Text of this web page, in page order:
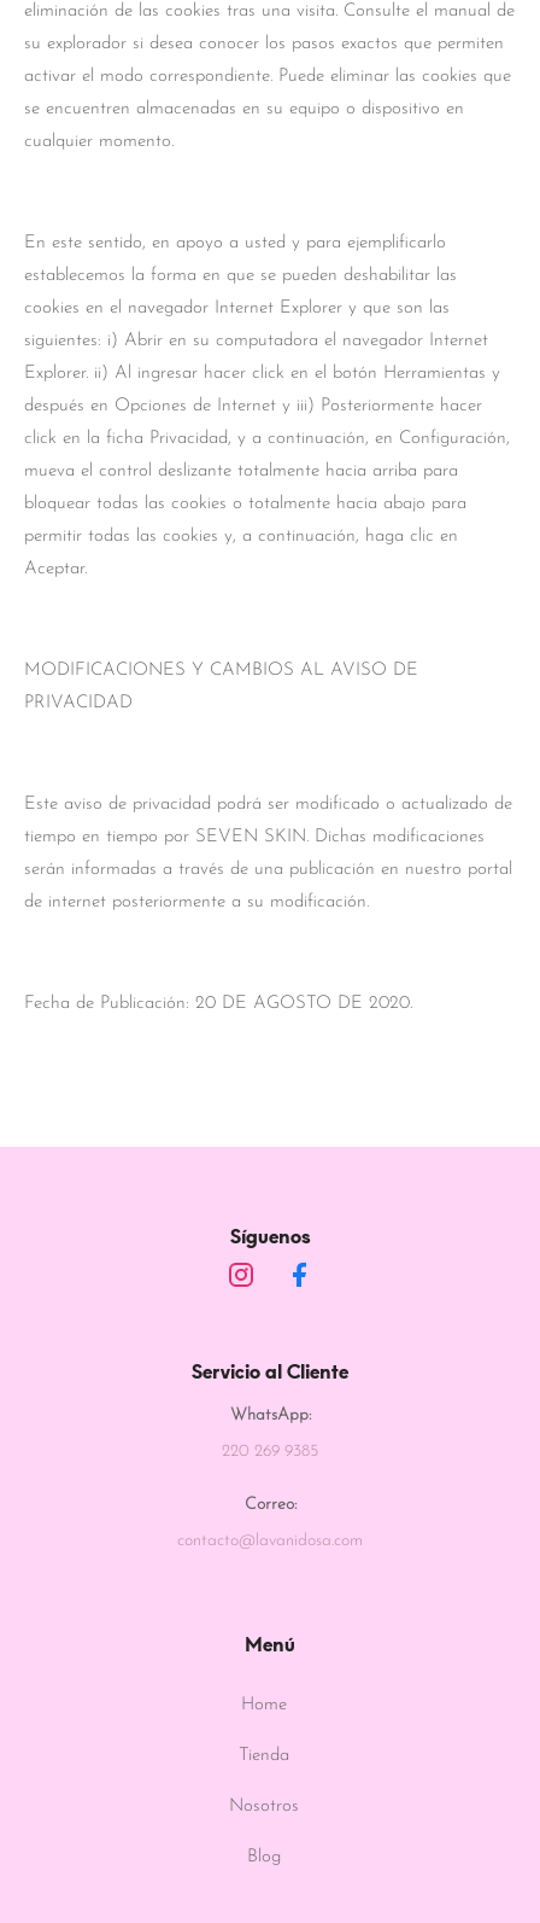
eliminación de las cookies tras una visita. Consulte el manual de
su explorador si desea conocer los pasos exactos que permiten
activar el modo correspondiente. Puede eliminar las cookies que
se encuentren almacenadas en su equipo o dispositivo en
cualquier momento.
En este sentido, en apoyo a usted y para ejemplificarlo
establecemos la forma en que se pueden deshabilitar las
cookies en el navegador Internet Explorer y que son las
siguientes: i) Abrir en su computadora el navegador Internet
Explorer. ii) Al ingresar hacer click en el botón Herramientas y
después en Opciones de Internet y iii) Posteriormente hacer
click en la ficha Privacidad, y a continuación, en Configuración,
mueva el control deslizante totalmente hacia arriba para
bloquear todas las cookies o totalmente hacia abajo para
permitir todas las cookies y, a continuación, haga clic en
Aceptar.
MODIFICACIONES Y CAMBIOS AL AVISO DE
PRIVACIDAD
Este aviso de privacidad podrá ser modificado o actualizado de
tiempo en tiempo por SEVEN SKIN. Dichas modificaciones
serán informadas a través de una publicación en nuestro portal
de internet posteriormente a su modificación.
Fecha de Publicación: 20 DE AGOSTO DE 2020.
Síguenos
Servicio al Cliente
WhatsApp:
220 269 9385
Correo:
contacto@lavanidosa.com
Menú
Home
Tienda
Nosotros
Blog